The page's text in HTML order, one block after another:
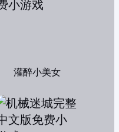
灌醉小美女